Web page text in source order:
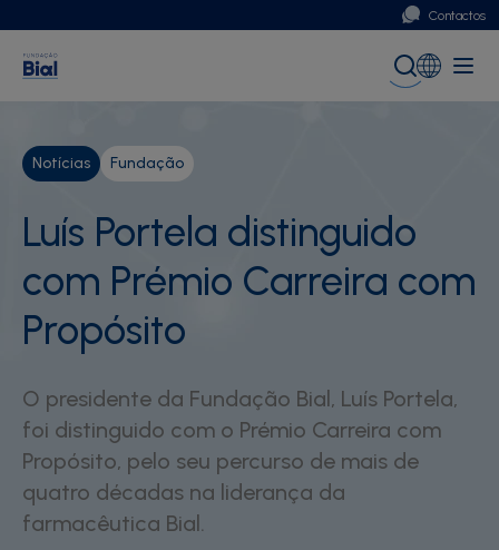
Contactos
Portugal
Notícias Fundação
Luís Portela distinguido
com Prémio Carreira com
Propósito
O presidente da Fundação Bial, Luís Portela,
foi distinguido com o Prémio Carreira com
Propósito, pelo seu percurso de mais de
quatro décadas na liderança da
farmacêutica Bial.